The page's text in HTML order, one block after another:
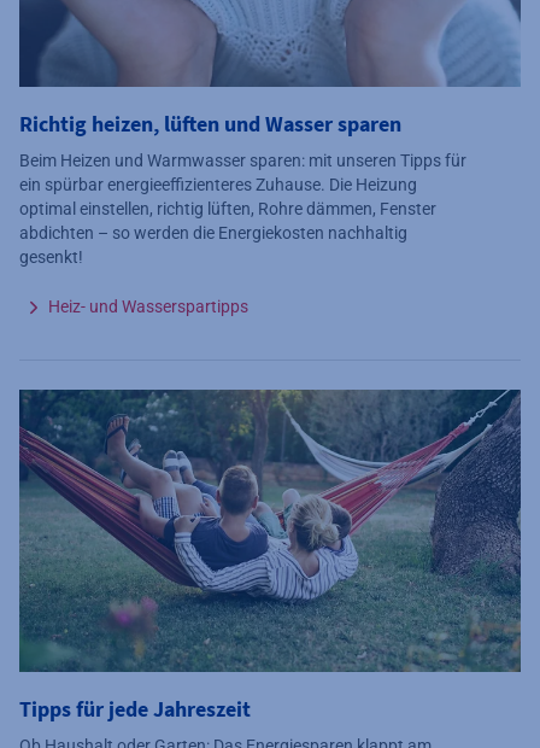
Richtig heizen, lüften und Wasser sparen
Beim Heizen und Warmwasser sparen: mit unseren Tipps für
ein spürbar energieeffizienteres Zuhause. Die Heizung
optimal einstellen, richtig lüften, Rohre dämmen, Fenster
abdichten – so werden die Energiekosten nachhaltig
gesenkt!
Heiz- und Wasserspartipps
Tipps für jede Jahreszeit